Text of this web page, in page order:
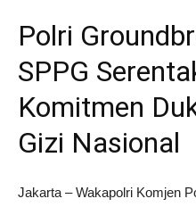
Polri
SPPG
Komitmen
Gizi Nasional
Jakarta – Wakapolri Komjen